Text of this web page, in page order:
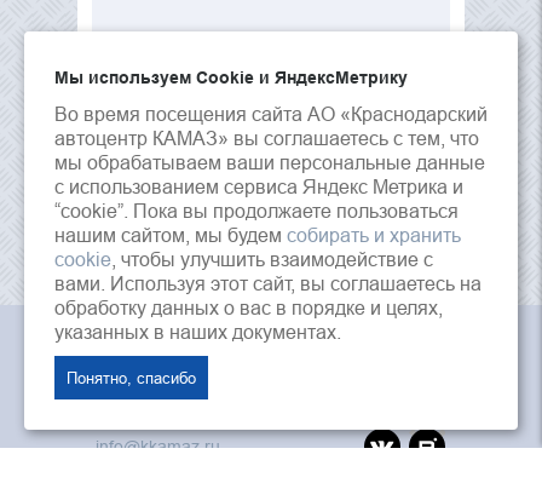
Мы используем Сookie и ЯндексМетрику
Во время посещения сайта АО «Краснодарский
автоцентр КАМАЗ» вы соглашаетесь с тем, что
мы обрабатываем ваши персональные данные
с использованием сервиса Яндекс Метрика и
“cookie”. Пока вы продолжаете пользоваться
нашим сайтом, мы будем собирать и хранить
cookie , чтобы улучшить взаимодействие с
вами. Используя этот сайт, вы соглашаетесь на
обработку данных о вас в порядке и целях,
указанных в наших документах.
Понятно, спасибо
353202, Россия, Краснодарский край, ст.
Динская, ул. Красная, 125
info@kkamaz.ru